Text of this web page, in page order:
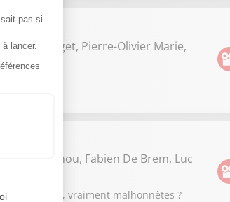
Cyrille Roget, Pierre-Olivier Marie,
50 ans
Gainou, Fabien De Brem, Luc
garagistes, vraiment malhonnêtes ?